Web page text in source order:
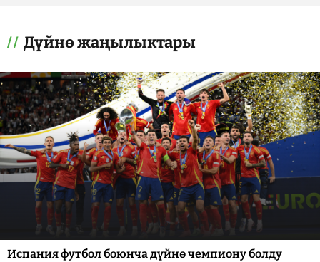
Дүйнө жаңылыктары
Испания футбол боюнча дүйнө чемпиону болду